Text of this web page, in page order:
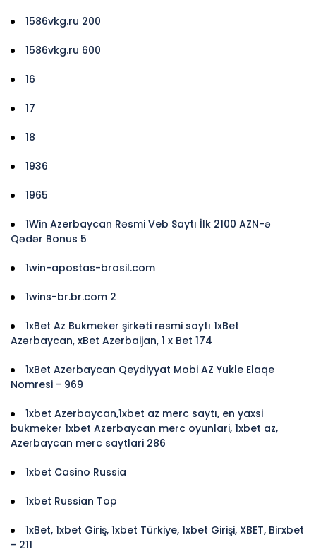
1586vkg.ru 200
1586vkg.ru 600
16
17
18
1936
1965
1Win Azerbaycan Rəsmi Veb Saytı İlk 2100 AZN-ə
Qədər Bonus 5
1win-apostas-brasil.com
1wins-br.br.com 2
1xBet Az Bukmeker şirkəti rəsmi saytı 1xBet
Azərbaycan, xBet Azerbaijan, 1 x Bet 174
1xBet Azerbaycan Qeydiyyat Mobi AZ Yukle Elaqe
Nomresi - 969
1xbet Azerbaycan,1xbet az merc saytı, en yaxsi
bukmeker 1xbet Azerbaycan merc oyunlari, 1xbet az,
Azerbaycan merc saytlari 286
1xbet Casino Russia
1xbet Russian Top
1xBet, 1xbet Giriş, 1xbet Türkiye, 1xbet Girişi, XBET, Birxbet
- 211